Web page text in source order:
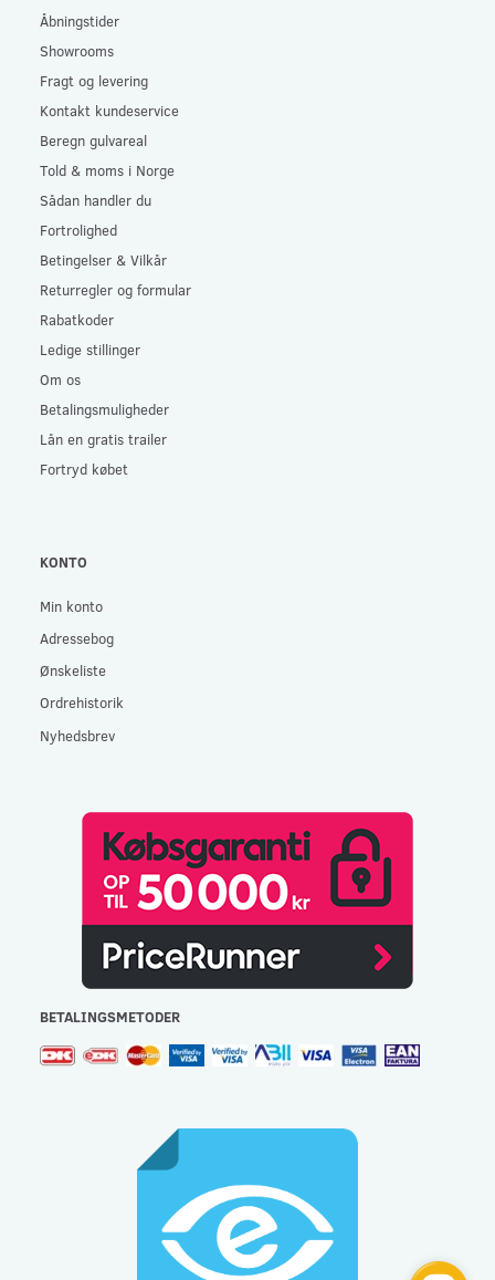
Åbningstider
Showrooms
Fragt og levering
Kontakt kundeservice
Beregn gulvareal
Told & moms i Norge
Sådan handler du
Fortrolighed
Betingelser & Vilkår
Returregler og formular
Rabatkoder
Ledige stillinger
Om os
Betalingsmuligheder
Lån en gratis trailer
Fortryd købet
KONTO
Min konto
Adressebog
Ønskeliste
Ordrehistorik
Nyhedsbrev
BETALINGSMETODER